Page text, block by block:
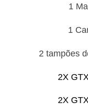
1
1
2 tampões
2X
2X